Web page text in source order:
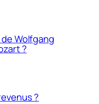
Wolfgang
?
?